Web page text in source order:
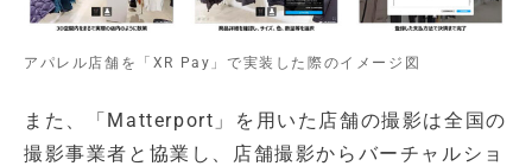
アパレル店舗を「XR Pay」で実装した際のイメージ図
また、「Matterport」を用いた店舗の撮影は全国の
撮影事業者と協業し、店舗撮影からバーチャルショ